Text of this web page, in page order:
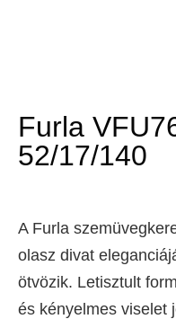
Furla
52/17/140
A Furla
olasz divat
ötvözik. Letisztult
és kényelmes viselet